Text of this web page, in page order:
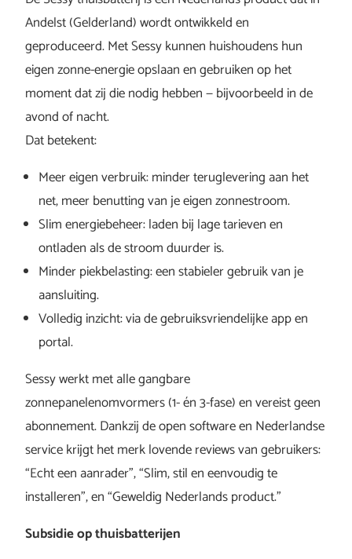
Andelst (Gelderland) wordt ontwikkeld en
geproduceerd. Met Sessy kunnen huishoudens hun
eigen zonne-energie opslaan en gebruiken op het
moment dat zij die nodig hebben — bijvoorbeeld in de
avond of nacht.
Dat betekent:
Meer eigen verbruik: minder teruglevering aan het
net, meer benutting van je eigen zonnestroom.
Slim energiebeheer: laden bij lage tarieven en
ontladen als de stroom duurder is.
Minder piekbelasting: een stabieler gebruik van je
aansluiting.
Volledig inzicht: via de gebruiksvriendelijke app en
portal.
Sessy werkt met alle gangbare
zonnepanelenomvormers (1- én 3-fase) en vereist geen
abonnement. Dankzij de open software en Nederlandse
service krijgt het merk lovende reviews van gebruikers:
“Echt een aanrader”, “Slim, stil en eenvoudig te
installeren”, en “Geweldig Nederlands product.”
Subsidie op thuisbatterijen